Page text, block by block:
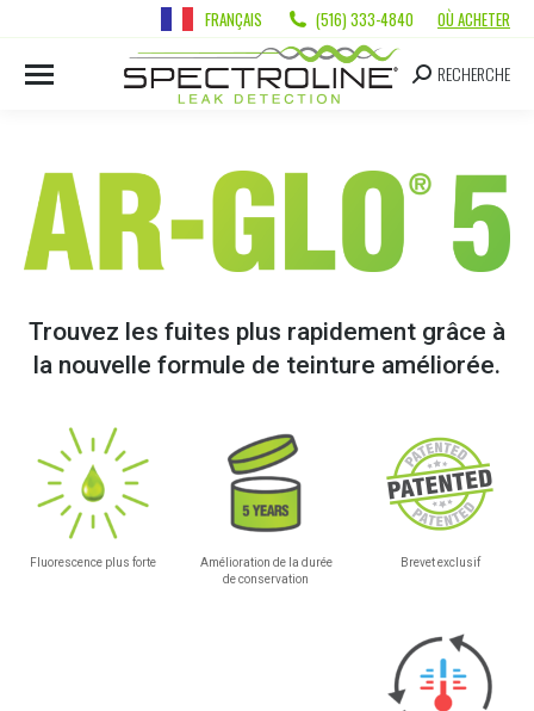
FRANÇAIS (516) 333-4840 OÙ ACHETER
RECHERCHE
Trouvez les fuites plus rapidement grâce à
la nouvelle formule de teinture améliorée.
Fluorescence plus forte
Amélioration de la durée
de conservation
Brevet exclusif